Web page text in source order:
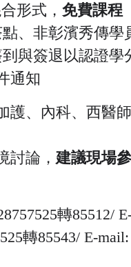
合形式，免費課程
、非彰濱秀傳學
與簽退以認證學
通知
護、內科、西醫
討論，建議現場
轉85512/
轉85543/ E-